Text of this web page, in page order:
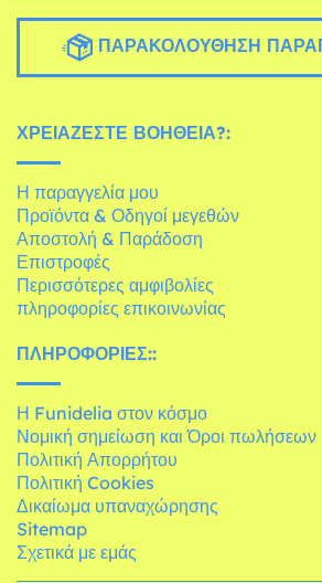
ΠΑΡΑΚΟΛΟΎΘΗΣΗ
ΧΡΕΙΆΖΕΣΤΕ ΒΟΉΘΕΙΑ?:
Η παραγγελία μου
Προϊόντα & Οδηγοί μεγεθών
Αποστολή & Παράδοση
Επιστροφές
Περισσότερες αμφιβολίες
πληροφορίες επικοινωνίας
ΠΛΗΡΟΦΟΡΊΕΣ::
Η Funidelia στον κόσμο
Νομική σημείωση και Όροι πωλήσεων
Πολιτική Απορρήτου
Πολιτική Cookies
Δικαίωμα υπαναχώρησης
Sitemap
Σχετικά με εμάς